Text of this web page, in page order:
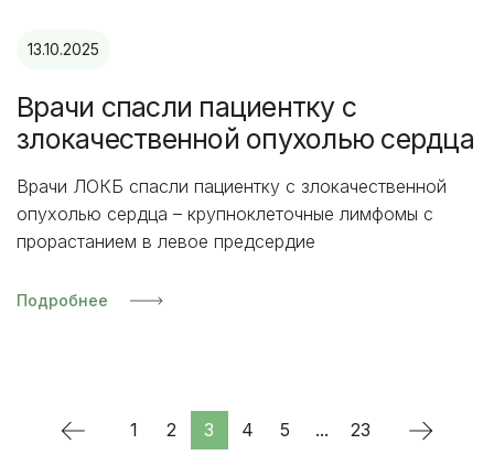
13.10.2025
Врачи спасли пациентку с
злокачественной опухолью сердца
Врачи ЛОКБ спасли пациентку с злокачественной
опухолью сердца – крупноклеточные лимфомы с
прорастанием в левое предсердие
Подробнее
1 2 3 4 5 ... 23